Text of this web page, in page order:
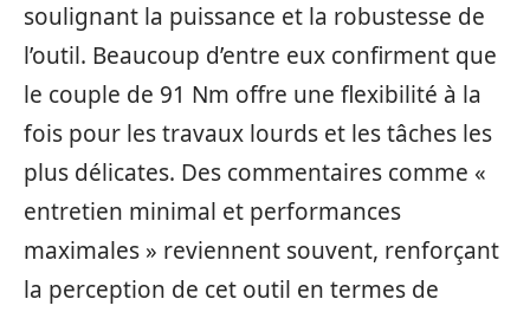
soulignant la puissance et la robustesse de
l’outil. Beaucoup d’entre eux confirment que
le couple de 91 Nm offre une flexibilité à la
fois pour les travaux lourds et les tâches les
plus délicates. Des commentaires comme «
entretien minimal et performances
maximales » reviennent souvent, renforçant
la perception de cet outil en termes de